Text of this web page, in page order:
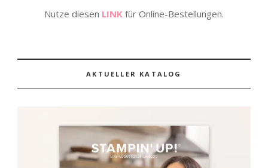
Nutze diesen LINK für Online-Bestellungen.
AKTUELLER KATALOG